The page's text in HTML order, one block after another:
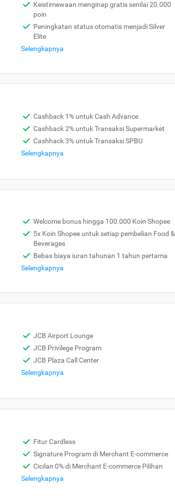
Keistimewaan menginap gratis senilai 20.000
poin
Peningkatan status otomatis menjadi Silver
Elite
Selengkapnya
Cashback 1% untuk Cash Advance
Cashback 2% untuk Transaksi Supermarket
Cashhack 3% untuk Transaksi SPBU
Selengkapnya
Welcome bonus hingga 100.000 Koin Shopee
5x Koin Shopee untuk setiap pembelian Food &
Beverages
Bebas biaya iuran tahunan 1 tahun pertama
Selengkapnya
JCB Airport Lounge
JCB Privilege Program
JCB Plaza Call Center
Selengkapnya
Fitur Cardless
Signature Program di Merchant E-commerce
Cicilan 0% di Merchant E-commerce Pilihan
Selengkapnya